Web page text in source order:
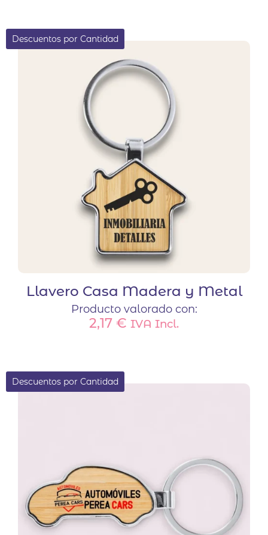
Descuentos por Cantidad
Llavero Casa Madera y Metal
Producto valorado con:
2,17 € IVA Incl.
Descuentos por Cantidad